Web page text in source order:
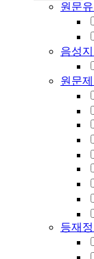
원문
음성
원문
등재정